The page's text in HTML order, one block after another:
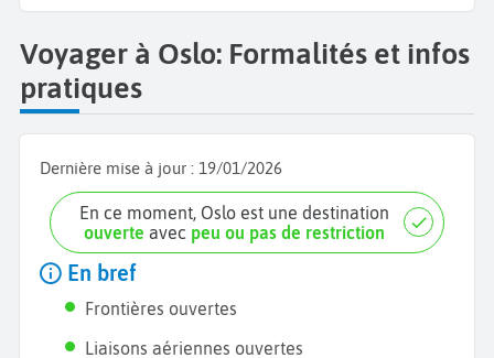
Voyager à Oslo: Formalités et infos
pratiques
Dernière mise à jour : 19/01/2026
En ce moment, Oslo est une destination
ouverte avec peu ou pas de restriction
En bref
Frontières ouvertes
Liaisons aériennes ouvertes